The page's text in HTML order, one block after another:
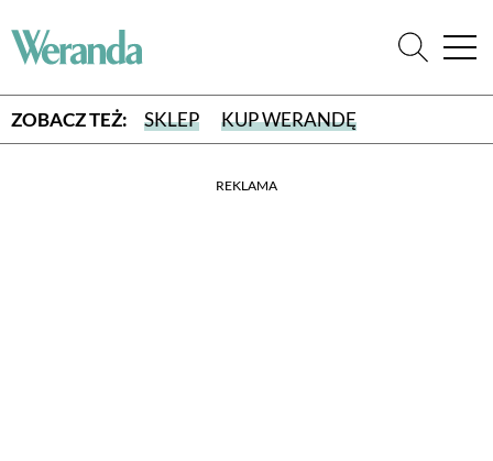
ZOBACZ TEŻ: SKLEP KUP WERANDĘ
REKLAMA